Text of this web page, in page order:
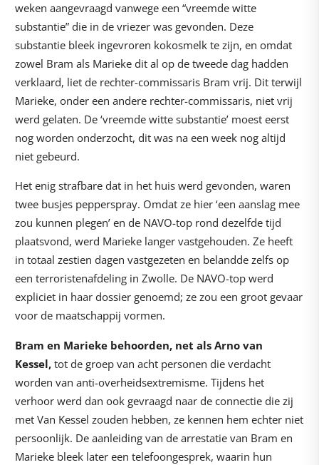
weken aangevraagd vanwege een “vreemde witte
substantie” die in de vriezer was gevonden. Deze
substantie bleek ingevroren kokosmelk te zijn, en omdat
zowel Bram als Marieke dit al op de tweede dag hadden
verklaard, liet de rechter-commissaris Bram vrij. Dit terwijl
Marieke, onder een andere rechter-commissaris, niet vrij
werd gelaten. De ‘vreemde witte substantie’ moest eerst
nog worden onderzocht, dit was na een week nog altijd
niet gebeurd.
Het enig strafbare dat in het huis werd gevonden, waren
twee busjes pepperspray. Omdat ze hier ‘een aanslag mee
zou kunnen plegen’ en de NAVO-top rond dezelfde tijd
plaatsvond, werd Marieke langer vastgehouden. Ze heeft
in totaal zestien dagen vastgezeten en belandde zelfs op
een terroristenafdeling in Zwolle. De NAVO-top werd
expliciet in haar dossier genoemd; ze zou een groot gevaar
voor de maatschappij vormen.
Bram en Marieke behoorden, net als Arno van
Kessel, tot de groep van acht personen die verdacht
worden van anti-overheidsextremisme. Tijdens het
verhoor werd dan ook gevraagd naar de connectie die zij
met Van Kessel zouden hebben, ze kennen hem echter niet
persoonlijk. De aanleiding van de arrestatie van Bram en
Marieke bleek later een telefoongesprek, waarin hun